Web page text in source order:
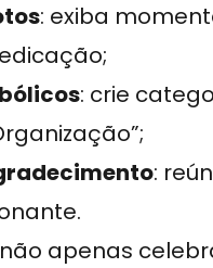
: exiba
: crie
:
não apenas